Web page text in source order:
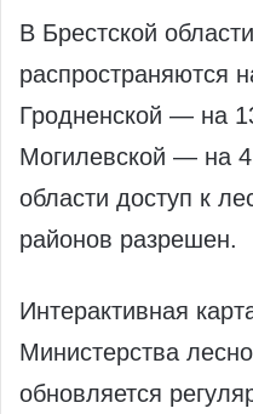
В Брестской
распространяются
Гродненской — на
Могилевской — на
области доступ к
районов разрешен.
Интерактивная
Министерства
обновляется